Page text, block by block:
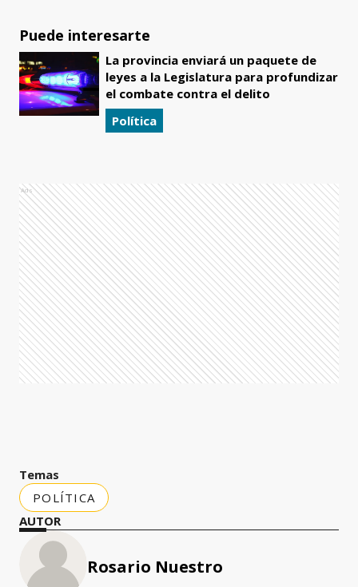
Puede interesarte
La provincia enviará un paquete de
leyes a la Legislatura para profundizar
el combate contra el delito
Política
Ads
Temas
POLÍTICA
AUTOR
Rosario Nuestro